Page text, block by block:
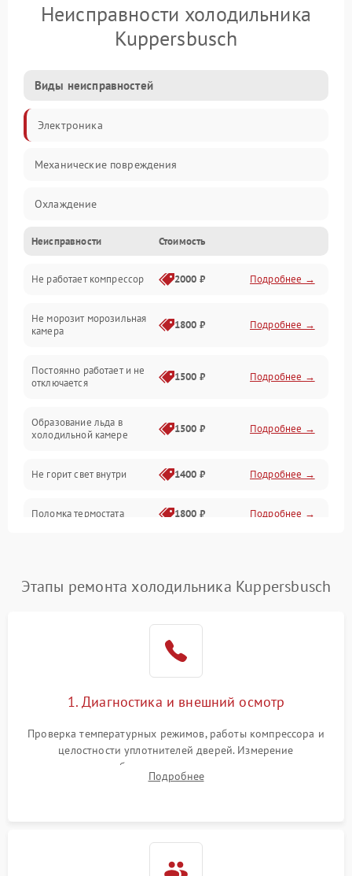
Неисправности холодильника
Kuppersbusch
Виды неисправностей
Электроника
Механические повреждения
Охлаждение
Механика
Электропитание
Дренаж
Неисправности Стоимость
Не работает компрессор 2000 ₽ Подробнее →
Не морозит морозильная
камера
1800 ₽ Подробнее →
Постоянно работает и не
отключается
1500 ₽ Подробнее →
Образование льда в
холодильной камере
1500 ₽ Подробнее →
Не горит свет внутри 1400 ₽ Подробнее →
Поломка термостата 1800 ₽ Подробнее →
Поломка системы No Frost 2600 ₽ Подробнее →
работе
2000 ₽ Подробнее →
1000 ₽
1800 ₽
Этапы ремонта холодильника Kuppersbusch
1. Диагностика и внешний осмотр
Проверка температурных режимов, работы компрессора и
целостности уплотнителей дверей. Измерение
сопротивления обмоток мотора, проверка термостата и
считывание кодов ошибок с электронного дисплея.
Подробнее